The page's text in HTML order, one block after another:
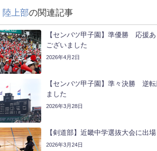
陸上部の関連記事
【センバツ甲子園】準優勝 応援あ
ございました
2026年4月2日
【センバツ甲子園】準々決勝 逆転
ました
2026年3月28日
【剣道部】近畿中学選抜大会に出場
2026年3月24日